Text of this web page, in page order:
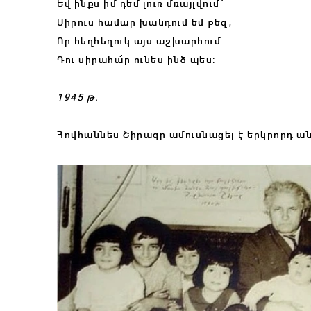
Եվ ինքս իմ դեմ լուռ մռայլվում՝
Սիրուս համար խանդում եմ քեզ,
Որ հեղհեղուկ այս աշխարհում
Դու սիրահա՜ր ունես ինձ պես:
1945 թ.
Հովհաննես Շիրազը ամուսնացել է երկրորդ